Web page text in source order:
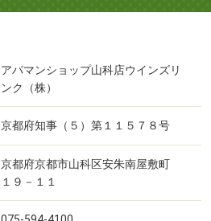
アパマンショップ山科店ウインズリ
ンク（株）
京都府知事（５）第１１５７８号
京都府京都市山科区安朱南屋敷町
１９－１１